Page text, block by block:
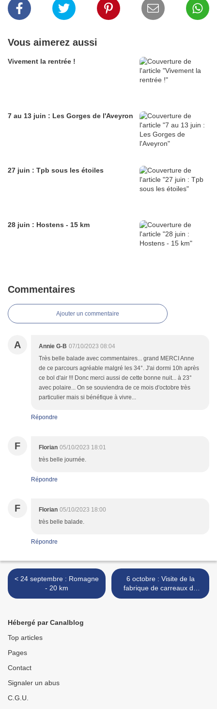
Vous aimerez aussi
Vivement la rentrée !
7 au 13 juin : Les Gorges de l'Aveyron
27 juin : Tpb sous les étoiles
28 juin : Hostens - 15 km
Commentaires
Ajouter un commentaire
A Annie G-B 07/10/2023 08:04
Très belle balade avec commentaires... grand MERCI Anne
de ce parcours agréable malgré les 34°. J'ai dormi 10h après
ce bol d'air !!! Donc merci aussi de cette bonne nuit... à 23°
avec polaire... On se souviendra de ce mois d'octobre très
particulier mais si bénéfique à vivre...
Répondre
F Florian 05/10/2023 18:01
très belle journée.
Répondre
F Florian 05/10/2023 18:00
très belle balade.
Répondre
< 24 septembre : Romagne
- 20 km
6 octobre : Visite de la
fabrique de carreaux de
Gironde et rando à Castets-
Hébergé par Canalblog
Top articles
Pages
Contact
Signaler un abus
C.G.U.